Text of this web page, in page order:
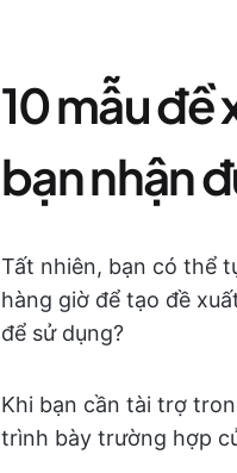
10 mẫu đề
bạn nhận
Tất nhiên, bạn có thể
hàng giờ để tạo đề
để sử dụng?
Khi bạn cần tài trợ
trình bày trường hợp